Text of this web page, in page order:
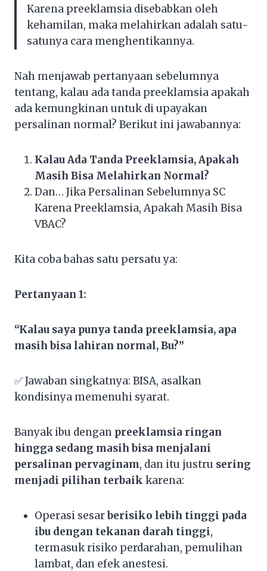
Karena preeklamsia disebabkan oleh
kehamilan, maka melahirkan adalah satu-
satunya cara menghentikannya.
Nah menjawab pertanyaan sebelumnya
tentang, kalau ada tanda preeklamsia apakah
ada kemungkinan untuk di upayakan
persalinan normal? Berikut ini jawabannya:
Kalau Ada Tanda Preeklamsia, Apakah
Masih Bisa Melahirkan Normal?
Dan… Jika Persalinan Sebelumnya SC
Karena Preeklamsia, Apakah Masih Bisa
VBAC?
Kita coba bahas satu persatu ya:
Pertanyaan 1:
“Kalau saya punya tanda preeklamsia, apa
masih bisa lahiran normal, Bu?”
✅ Jawaban singkatnya: BISA, asalkan
kondisinya memenuhi syarat.
Banyak ibu dengan preeklamsia ringan
hingga sedang masih bisa menjalani
persalinan pervaginam, dan itu justru sering
menjadi pilihan terbaik karena:
Operasi sesarberisiko lebih tinggi pada
ibu dengan tekanan darah tinggi,
termasuk risiko perdarahan, pemulihan
lambat, dan efek anestesi.